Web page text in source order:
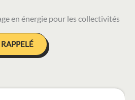
en énergie pour les collectivités